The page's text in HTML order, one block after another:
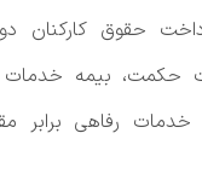
حقوق کارکنان
حکمت، بیمه خدمات
رفاهی برابر